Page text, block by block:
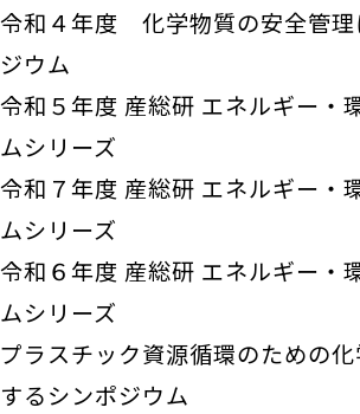
令和４年度 化学物質の安全管理
ジウム
令和５年度 産総研 エネルギー・
ムシリーズ
令和７年度 産総研 エネルギー・
ムシリーズ
令和６年度 産総研 エネルギー・
ムシリーズ
プラスチック資源循環のための
するシンポジウム